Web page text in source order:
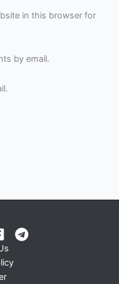
in this browser for
by email.